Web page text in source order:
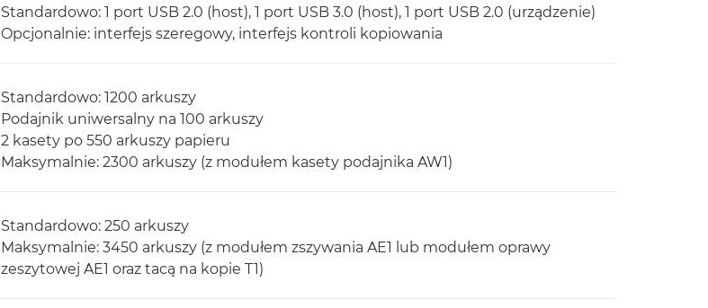
Standardowo: 1 port USB 2.0 (host), 1 port USB 3.0 (host), 1 port USB 2.0 (urządzenie)
Opcjonalnie: interfejs szeregowy, interfejs kontroli kopiowania
Standardowo: 1200 arkuszy
Podajnik uniwersalny na 100 arkuszy
2 kasety po 550 arkuszy papieru
Maksymalnie: 2300 arkuszy (z modułem kasety podajnika AW1)
Standardowo: 250 arkuszy
Maksymalnie: 3450 arkuszy (z modułem zszywania AE1 lub modułem oprawy
zeszytowej AE1 oraz tacą na kopie T1)